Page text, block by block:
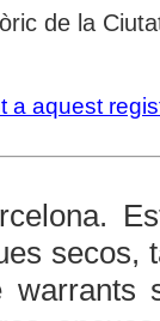
de la
a aquest
secos,
warrants